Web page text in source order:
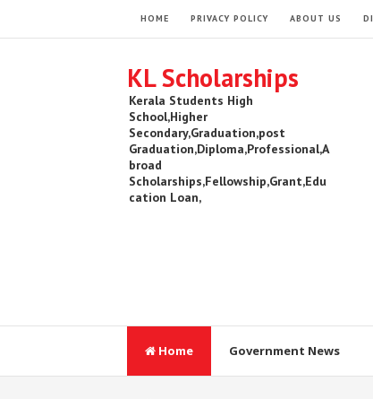
HOME PRIVACY POLICY ABOUT US
KL Scholarships
Kerala Students High
School,Higher
Secondary,Graduation,post
Graduation,Diploma,Professional,A
broad
Scholarships,Fellowship,Grant,Edu
cation Loan,
Home Government News